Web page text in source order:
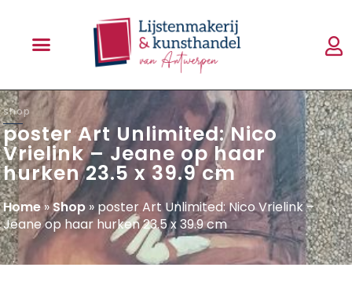
shop
poster Art Unlimited: Nico
Vrielink – Jeane op haar
hurken 23.5 x 39.9 cm
Home »Shop » poster Art Unlimited: Nico Vrielink –
Jeane op haar hurken 23.5 x 39.9 cm